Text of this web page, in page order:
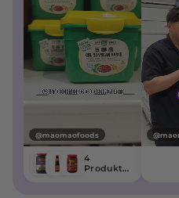
@maomaofoods
4
Produkte